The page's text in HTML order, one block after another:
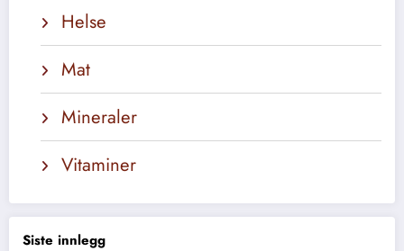
Helse
Mat
Mineraler
Vitaminer
Siste innlegg